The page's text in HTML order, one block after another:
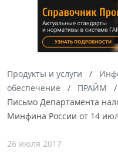
Продукты и услуги
обеспечение
ПРАЙМ
Письмо Департамента
Минфина России от 14
26 июля 2017